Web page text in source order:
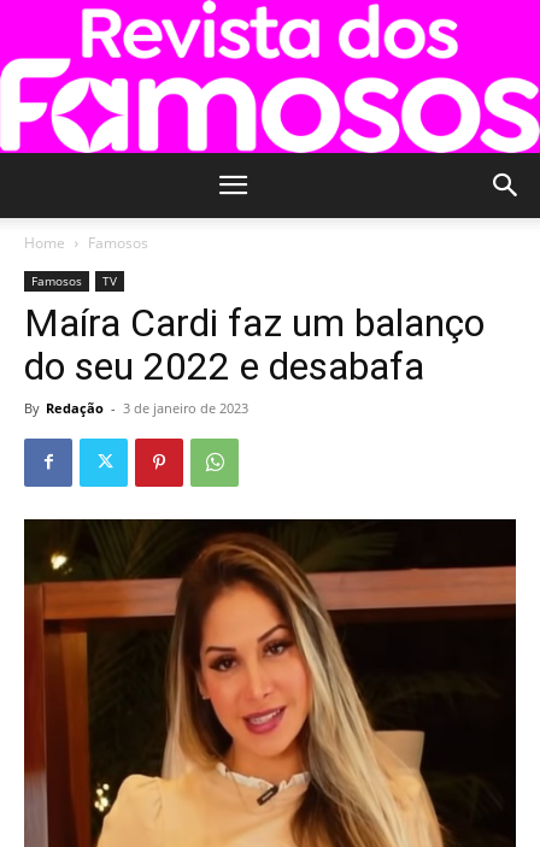
dos
Home Famosos
Famosos TV
Maíra Cardi faz um balanço
do seu 2022 e desabafa
By Redação - 3 de janeiro de 2023